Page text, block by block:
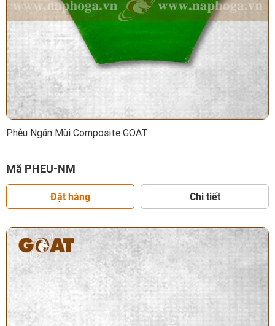
Phễu Ngăn Mùi Composite GOAT
Mã PHEU-NM
Đặt hàng Chi tiết